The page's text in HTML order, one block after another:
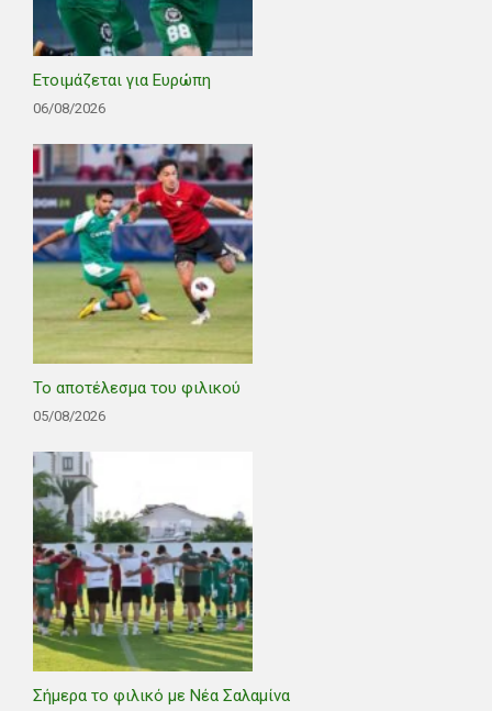
Ετοιμάζεται για Ευρώπη
06/08/2026
Το αποτέλεσμα του φιλικού
05/08/2026
Σήμερα το φιλικό με Νέα Σαλαμίνα